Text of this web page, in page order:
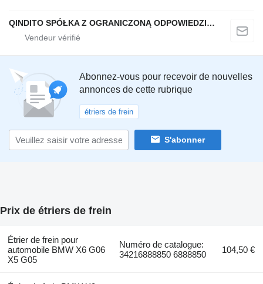
QINDITO SPÓŁKA Z OGRANICZONĄ ODPOWIEDZIALNOŚCIĄ
Abonnez-vous pour recevoir de nouvelles
annonces de cette rubrique
étriers de frein
S'abonner
Prix de étriers de frein
Étrier de frein pour
automobile BMW X6 G06
X5 G05
Numéro de catalogue:
34216888850 6888850
104,50 €